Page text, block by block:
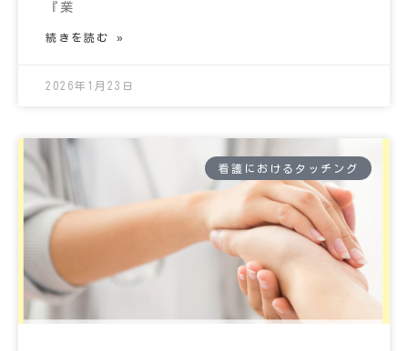
『業
続きを読む »
2026年1月23日
看護におけるタッチング